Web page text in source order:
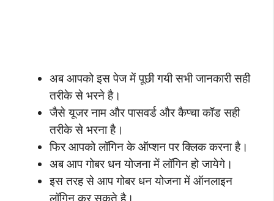
अब आपको इस पेज में पूछी गयी सभी जानकारी सही
तरीके से भरने है।
जैसे यूजर नाम और पासवर्ड और कैप्चा कॉड सही
तरीके से भरना है।
फिर आपको लॉगिन के ऑप्शन पर क्लिक करना है।
अब आप गोबर धन योजना में लॉगिन हो जायेगे।
इस तरह से आप गोबर धन योजना में ऑनलाइन
लॉगिन कर सकते है।